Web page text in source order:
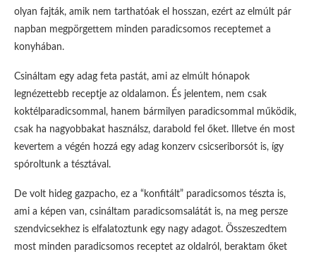
olyan fajták, amik nem tarthatóak el hosszan, ezért az elmúlt pár
napban megpörgettem minden paradicsomos receptemet a
konyhában.
Csináltam egy adag feta pastát, ami az elmúlt hónapok
legnézettebb receptje az oldalamon. És jelentem, nem csak
koktélparadicsommal, hanem bármilyen paradicsommal működik,
csak ha nagyobbakat használsz, darabold fel őket. Illetve én most
kevertem a végén hozzá egy adag konzerv csicseriborsót is, így
spóroltunk a tésztával.
De volt hideg gazpacho, ez a “konfitált” paradicsomos tészta is,
ami a képen van, csináltam paradicsomsalátát is, na meg persze
szendvicsekhez is elfalatoztunk egy nagy adagot. Összeszedtem
most minden paradicsomos receptet az oldalról, beraktam őket